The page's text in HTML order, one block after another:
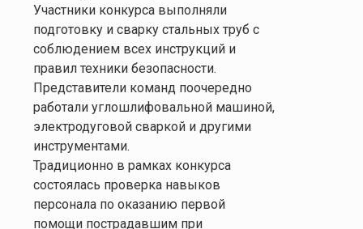
Участники конкурса выполняли
подготовку и сварку стальных труб с
соблюдением всех инструкций и
правил техники безопасности.
Представители команд поочередно
работали углошлифовальной машиной,
электродуговой сваркой и другими
инструментами.
Традиционно в рамках конкурса
состоялась проверка навыков
персонала по оказанию первой
помощи пострадавшим при